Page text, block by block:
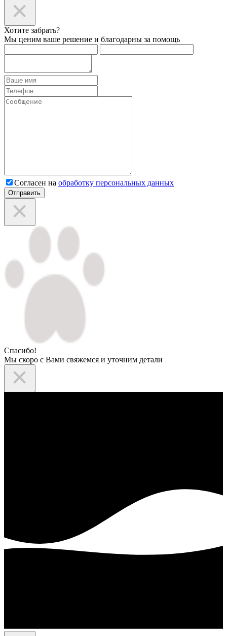
Хотите забрать?
Мы ценим ваше решение и благодарны за помощь
Согласен на обработку персональных данных
Отправить
Спасибо!
Мы скоро с Вами свяжемся и уточним детали